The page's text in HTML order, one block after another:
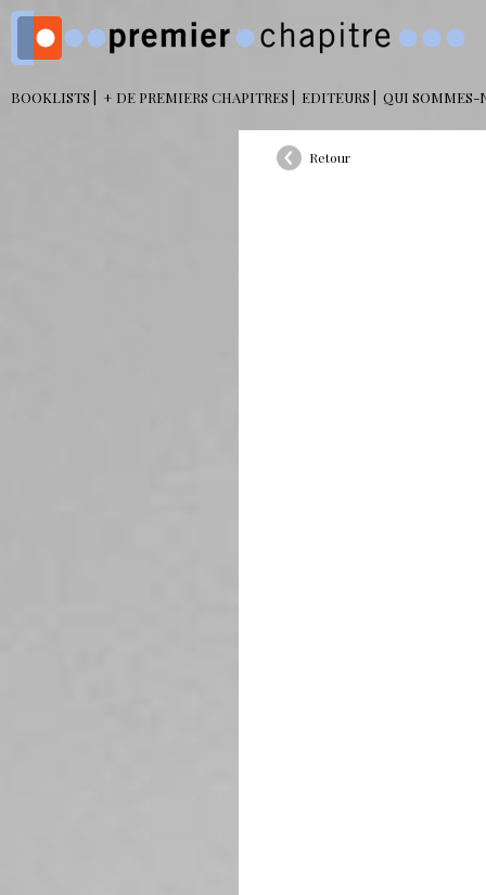
BOOKLISTS + DE PREMIERS CHAPITRES EDITEURS QUI SOMMES-
Retour